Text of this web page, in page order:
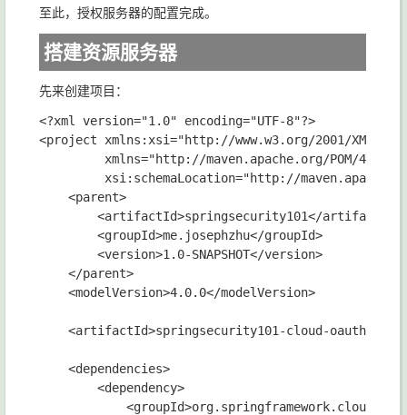
至此，授权服务器的配置完成。
搭建资源服务器
先来创建项目：
<?xml version="1.0" encoding="UTF-8"?>
<project xmlns:xsi="http://www.w3.org/2001/
         xmlns="http://maven.apache.org/POM/4.0.0"
xsi:schemaLocation="http://
    <parent>
        <artifactId>springsecurity101</artifactId>
        <groupId>me.josephzhu</groupId>
        <version>1.0-SNAPSHOT</version>
    </parent>
    <modelVersion>4.0.0</modelVersion>
<artifactId>springsecurity101-cloud-oauth2-
    <dependencies>
        <dependency>
<groupId>org.springframework.cloud</